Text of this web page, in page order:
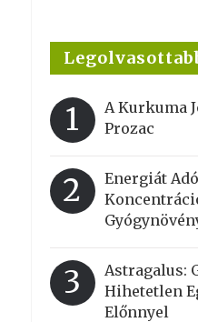
1
A Kurkuma
Prozac
2
Energiát
3
Astragalus:
Hihetetlen
Előnnyel